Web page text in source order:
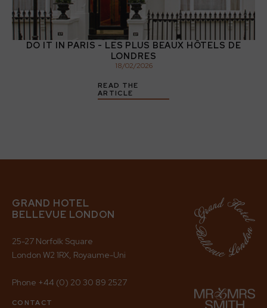
DO IT IN PARIS - LES PLUS BEAUX HÔTELS DE
LONDRES
18/02/2026
READ THE
ARTICLE
GRAND HOTEL
BELLEVUE LONDON
25-27 Norfolk Square
London W2 1RX, Royaume-Uni
Phone +44 (0) 20 30 89 2527
CONTACT